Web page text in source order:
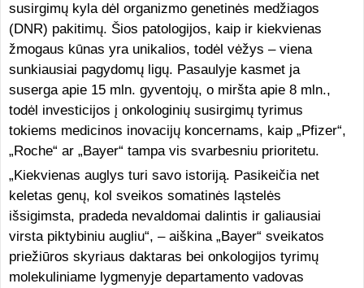
susirgimų kyla dėl organizmo genetinės medžiagos
(DNR) pakitimų. Šios patologijos, kaip ir kiekvienas
žmogaus kūnas yra unikalios, todėl vėžys – viena
sunkiausiai pagydomų ligų. Pasaulyje kasmet ja
suserga apie 15 mln. gyventojų, o miršta apie 8 mln.,
todėl investicijos į onkologinių susirgimų tyrimus
tokiems medicinos inovacijų koncernams, kaip „Pfizer“,
„Roche“ ar „Bayer“ tampa vis svarbesniu prioritetu.
„Kiekvienas auglys turi savo istoriją. Pasikeičia net
keletas genų, kol sveikos somatinės ląstelės
išsigimsta, pradeda nevaldomai dalintis ir galiausiai
virsta piktybiniu augliu“, – aiškina „Bayer“ sveikatos
priežiūros skyriaus daktaras bei onkologijos tyrimų
molekuliniame lygmenyje departamento vadovas